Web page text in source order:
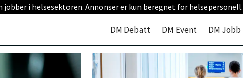
jobber i helsesektoren. Annonser er kun beregnet for helsepersonell.
DM Debatt DM Event DM Jobb